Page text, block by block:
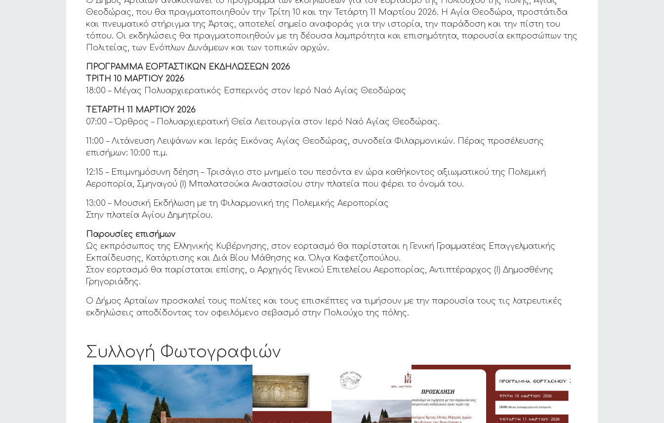
Θεοδώρας, που θα πραγματοποιηθούν την Τρίτη 10 και την Τετάρτη 11 Μαρτίου 2026. Η Αγία Θεοδώρα, προστάτιδα
και πνευματικό στήριγμα της Άρτας, αποτελεί σημείο αναφοράς για την ιστορία, την παράδοση και την πίστη του
τόπου. Οι εκδηλώσεις θα πραγματοποιηθούν με τη δέουσα λαμπρότητα και επισημότητα, παρουσία εκπροσώπων της
Πολιτείας, των Ενόπλων Δυνάμεων και των τοπικών αρχών.
ΠΡΟΓΡΑΜΜΑ ΕΟΡΤΑΣΤΙΚΩΝ ΕΚΔΗΛΩΣΕΩΝ 2026
ΤΡΙΤΗ 10 ΜΑΡΤΙΟΥ 2026
18:00 – Μέγας Πολυαρχιερατικός Εσπερινός στον Ιερό Ναό Αγίας Θεοδώρας
ΤΕΤΑΡΤΗ 11 ΜΑΡΤΙΟΥ 2026
07:00 – Όρθρος – Πολυαρχιερατική Θεία Λειτουργία στον Ιερό Ναό Αγίας Θεοδώρας.
11:00 – Λιτάνευση Λειψάνων και Ιεράς Εικόνας Αγίας Θεοδώρας, συνοδεία Φιλαρμονικών. Πέρας προσέλευσης
επισήμων: 10:00 π.μ.
12:15 – Επιμνημόσυνη δέηση – Τρισάγιο στο μνημείο του πεσόντα εν ώρα καθήκοντος αξιωματικού της Πολεμική
Αεροπορία, Σμηναγού (Ι) Μπαλατσούκα Αναστασίου στην πλατεία που φέρει το όνομά του.
13:00 – Μουσική Εκδήλωση με τη Φιλαρμονική της Πολεμικής Αεροπορίας
Στην πλατεία Αγίου Δημητρίου.
Παρουσίες επισήμων
Ως εκπρόσωπος της Ελληνικής Κυβέρνησης, στον εορτασμό θα παρίσταται η Γενική Γραμματέας Επαγγελματικής
Εκπαίδευσης, Κατάρτισης και Διά Βίου Μάθησης κα. Όλγα Καφετζοπούλου.
Στον εορτασμό θα παρίσταται επίσης, ο Αρχηγός Γενικού Επιτελείου Αεροπορίας, Αντιπτέραρχος (Ι) Δημοσθένης
Γρηγοριάδης.
Ο Δήμος Αρταίων προσκαλεί τους πολίτες και τους επισκέπτες να τιμήσουν με την παρουσία τους τις λατρευτικές
εκδηλώσεις αποδίδοντας τον οφειλόμενο σεβασμό στην Πολιούχο της πόλης.
Συλλογή Φωτογραφιών